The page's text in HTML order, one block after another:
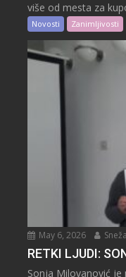
više od mesta za
Novosti Zanimljivosti
May 6, 2026
RETKI LJUDI:
Sonja Milovanović je